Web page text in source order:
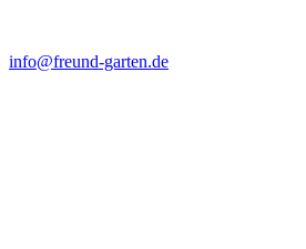
info@freund-garten.de